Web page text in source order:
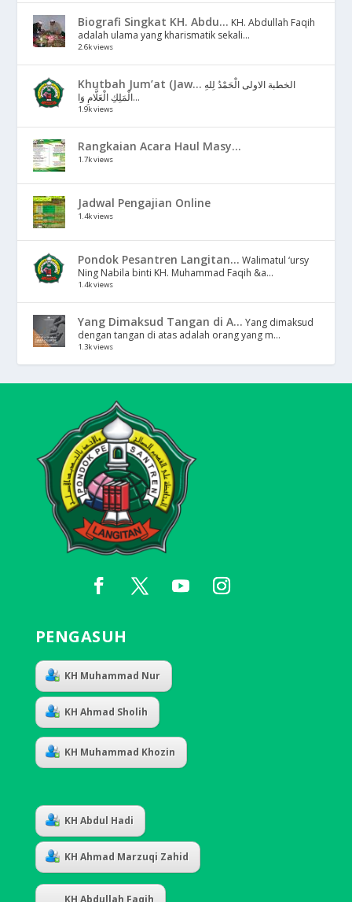
Biografi Singkat KH. Abdu... KH. Abdullah Faqih
adalah ulama yang kharismatik sekali...
2.6k views
Khutbah Jum’at (Jaw... الخطبة الاولى الْحَمْدُ لِلهِ
الْمَلِكِ الْعَلَّامِ وَا...
1.9k views
Rangkaian Acara Haul Masy...
1.7k views
Jadwal Pengajian Online
1.4k views
Pondok Pesantren Langitan... Walimatul ‘ursy
Ning Nabila binti KH. Muhammad Faqih &a...
1.4k views
Yang Dimaksud Tangan di A... Yang dimaksud
dengan tangan di atas adalah orang yang m...
1.3k views
PENGASUH
KH Muhammad Nur
KH Ahmad Sholih
KH Muhammad Khozin
KH Abdul Hadi
KH Ahmad Marzuqi Zahid